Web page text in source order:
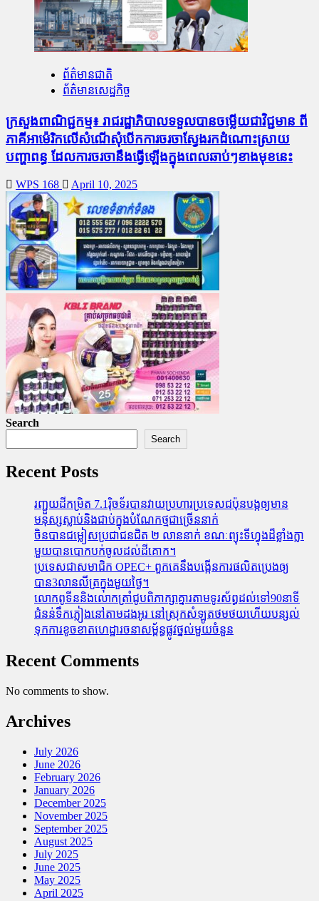
ព័ត៌មានជាតិ
ព័ត៌មានសេដ្ឋកិច្ច
ក្រសួងពាណិជ្ជកម្ម៖ រាជរដ្ឋាភិបាលទទួលបានចម្លើយជាវិជ្ជមាន ពី
ភាគីអាម៉េរិកលើសំណើសុំបើកការចរចាស្វែងរកដំណោះស្រាយ
បញ្ហាពន្ធ ដែលការចរចានឹងធ្វើឡើងក្នុងពេលឆាប់ៗខាងមុខនេះ
WPS 168 April 10, 2025
Search
Search
Recent Posts
រញ្ជួយដីកម្រិត​ 7.1រ៉ិចទ័របានវាយប្រហារប្រទេសជប៉ុនបង្កឲ្យមាន
មនុស្សស្លាប់​និង​ជាប់ក្នុងបំណែកថ្មជាច្រើននាក់
ចិនបានជម្លៀសប្រជាជនជិត ២ លាននាក់ ខណៈព្យុះទីហ្វុងដ៏ខ្លាំងក្លា
មួយបានបោកបក់ចូលដល់ដីគោក។
ប្រទេសជាសមាជិក OPEC+​ ពួកគេនឹងបង្កើនការផលិតប្រេងឲ្យ
បាន3លានលីត្រក្នុងមួយថ្ងៃ។
លោកពូទីននិងលោកត្រាំជូបពិភាក្សាគ្នារតាមទូរស័ព្ធដល់ទៅ90នាទី
ជំនន់​ទឹកភ្លៀង​នៅ​តាម​ដងអូរ​ នៅ​ស្រុក​សំឡូត​ថមថយ​ហើយ​បន្សល់​
ទុក​ការ​ខូចខាត​ហេដ្ឋារចនាសម្ព័ន្ធ​ផ្លូវថ្នល់​មួយ​ចំនួន
Recent Comments
No comments to show.
Archives
July 2026
June 2026
February 2026
January 2026
December 2025
November 2025
September 2025
August 2025
July 2025
June 2025
May 2025
April 2025